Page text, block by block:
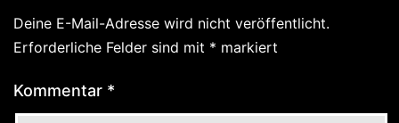
Deine E-Mail-Adresse wird nicht veröffentlicht.
Erforderliche Felder sind mit * markiert
Kommentar *